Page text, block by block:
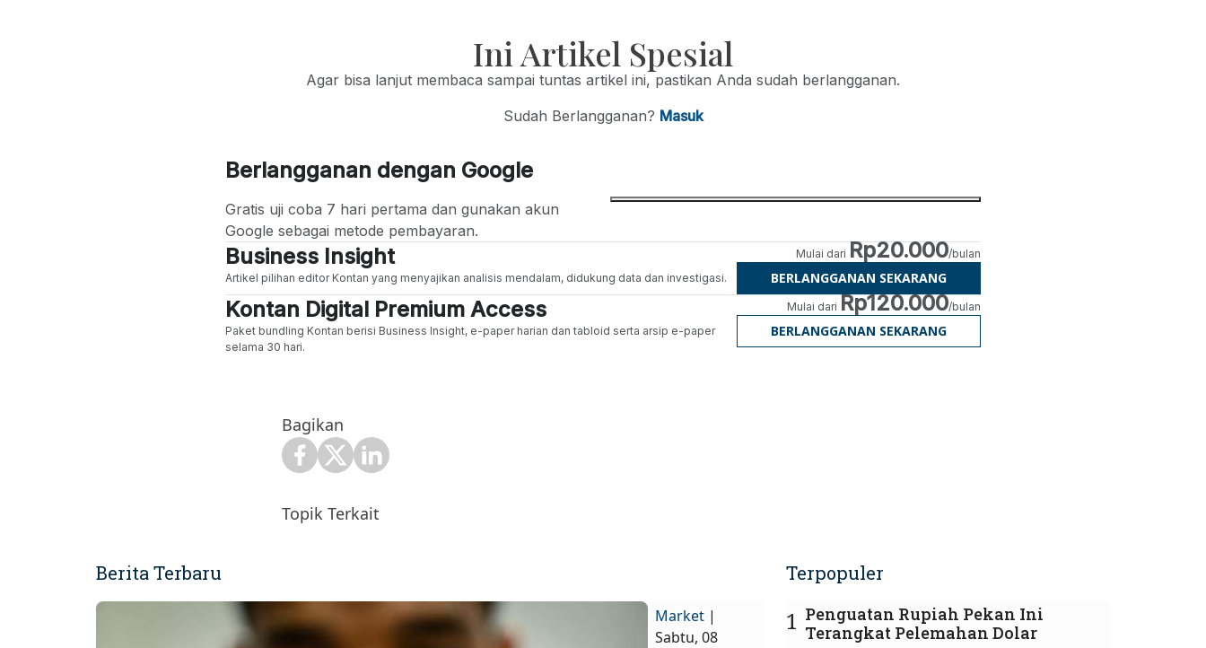
Ini Artikel Spesial
Agar bisa lanjut membaca sampai tuntas artikel ini, pastikan Anda sudah berlangganan.
Sudah Berlangganan? Masuk
Berlangganan dengan Google
Gratis uji coba 7 hari pertama dan gunakan akun
Google sebagai metode pembayaran.
Business Insight
Artikel pilihan editor Kontan yang menyajikan analisis mendalam, didukung data dan investigasi.
Mulai dari Rp20.000/bulan
BERLANGGANAN SEKARANG
Kontan Digital Premium Access
Paket bundling Kontan berisi Business Insight, e-paper harian dan tabloid serta arsip e-paper
selama 30 hari.
Mulai dari Rp120.000/bulan
BERLANGGANAN SEKARANG
Bagikan
Topik Terkait
Berita Terbaru
Market |
Sabtu, 08
Terpopuler
1 Penguatan Rupiah Pekan Ini
Terangkat Pelemahan Dolar